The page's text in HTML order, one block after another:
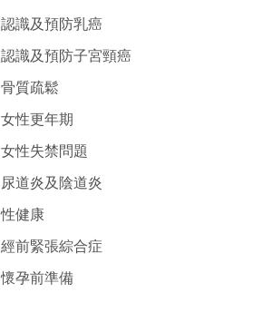
認識及預防乳癌
認識及預防子宮頸癌
骨質疏鬆
女性更年期
女性失禁問題
尿道炎及陰道炎
性健康
經前緊張綜合症
懷孕前準備